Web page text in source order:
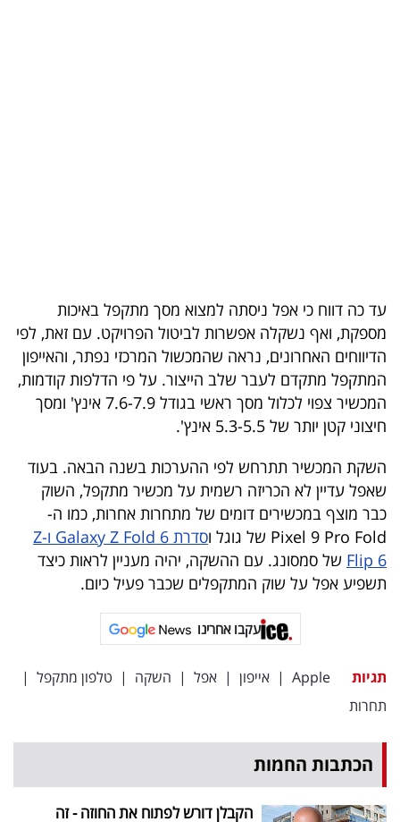
הכלכלי
פודקאסט
40
UNDER
40
שיתופי
פעולה
אדום
עד כה דווח כי אפל ניסתה למצוא מסך מתקפל באיכות
מספקת, ואף נשקלה אפשרות לביטול הפרויקט. עם זאת, לפי
הדיווחים האחרונים, נראה שהמכשול המרכזי נפתר, והאייפון
המתקפל מתקדם לעבר שלב הייצור. על פי הדלפות קודמות,
המכשיר צפוי לכלול מסך ראשי בגודל 7.6-7.9 אינץ' ומסך
חיצוני קטן יותר של 5.3-5.5 אינץ'.
השקת המכשיר תתרחש לפי ההערכות בשנה הבאה. בעוד
שאפל עדיין לא הכריזה רשמית על מכשיר מתקפל, השוק
כבר מוצף במכשירים דומים של מתחרות אחרות, כמו ה-
Pixel 9 Pro Fold של גוגל ו
סדרת Galaxy Z Fold 6 ו-Z
Flip 6 של סמסונג. עם ההשקה, יהיה מעניין לראות כיצד
תשפיע אפל על שוק המתקפלים שכבר פעיל כיום.
עקבו אחרינו
תגיות Apple
| אייפון | אפל | השקה | טלפון מתקפל |
תחרות
הכתבות החמות
הקבלן דורש לפתוח את החוזה - זה